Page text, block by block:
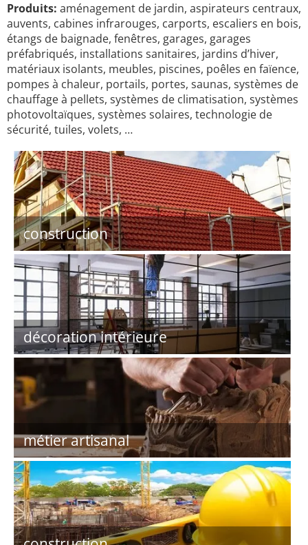
Produits: aménagement de jardin, aspirateurs centraux,
auvents, cabines infrarouges, carports, escaliers en bois,
étangs de baignade, fenêtres, garages, garages
préfabriqués, installations sanitaires, jardins d’hiver,
matériaux isolants, meubles, piscines, poêles en faïence,
pompes à chaleur, portails, portes, saunas, systèmes de
chauffage à pellets, systèmes de climatisation, systèmes
photovoltaïques, systèmes solaires, technologie de
sécurité, tuiles, volets, …
construction
décoration intérieure
métier artisanal